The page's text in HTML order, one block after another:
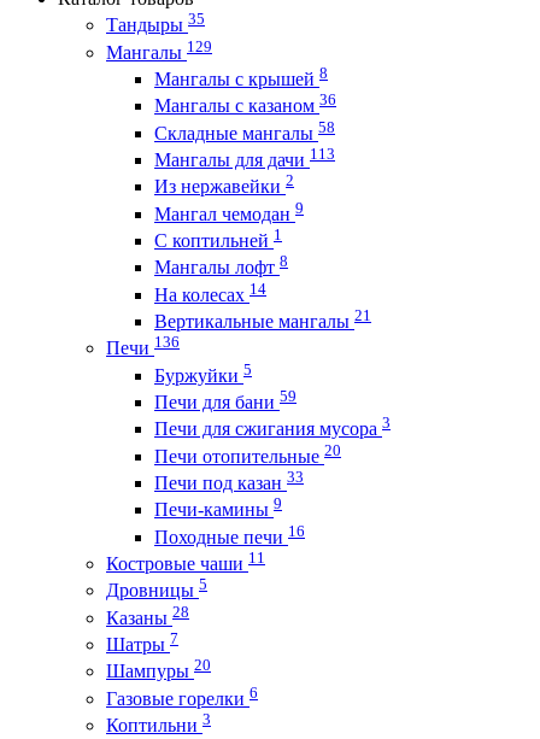
Тандыры 35
Мангалы 129
Мангалы с крышей 8
Мангалы с казаном 36
Складные мангалы 58
Мангалы для дачи 113
Из нержавейки 2
Мангал чемодан 9
С коптильней 1
Мангалы лофт 8
На колесах 14
Вертикальные мангалы 21
Печи 136
Буржуйки 5
Печи для бани 59
Печи для сжигания мусора 3
Печи отопительные 20
Печи под казан 33
Печи-камины 9
Походные печи 16
Костровые чаши 11
Дровницы 5
Казаны 28
Шатры 7
Шампуры 20
Газовые горелки 6
Коптильни 3